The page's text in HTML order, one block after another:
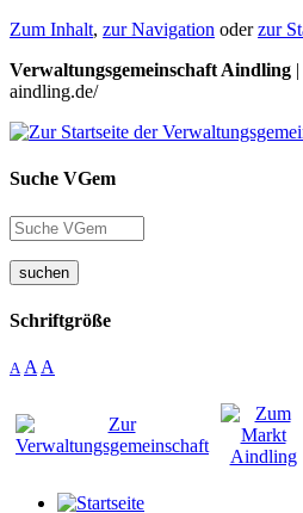
Zum Inhalt, zur Navigation oderzur
Verwaltungsgemeinschaft Aindling
aindling.de/
Suche VGem
suchen
Schriftgröße
A A A